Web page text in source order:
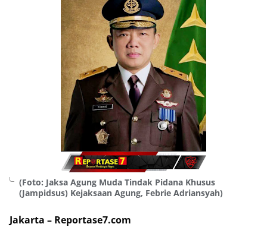
(Foto: Jaksa Agung Muda Tindak Pidana Khusus
(Jampidsus) Kejaksaan Agung, Febrie Adriansyah)
Jakarta – Reportase7.com